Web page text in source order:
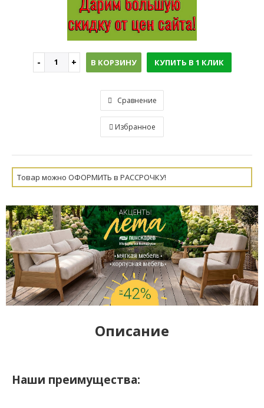
В КОРЗИНУ КУПИТЬ В 1 КЛИК
Сравнение
Избранное
Товар можно ОФОРМИТЬ в РАССРОЧКУ!
Описание
Наши преимущества: